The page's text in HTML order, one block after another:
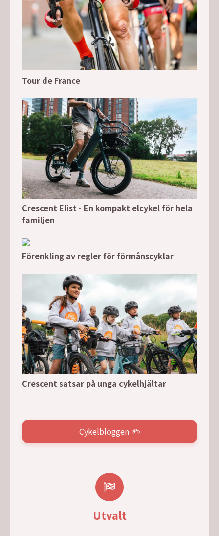
Tour de France
Crescent Elist - En kompakt elcykel för hela
familjen
Förenkling av regler för förmånscyklar
Crescent satsar på unga cykelhjältar
Cykelbloggen
Utvalt